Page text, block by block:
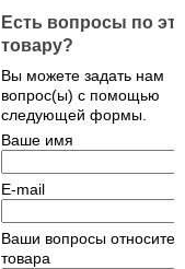
Есть вопросы по
товару?
Вы можете задать нам
вопрос(ы) с помощью
следующей формы.
Ваше имя
E-mail
Ваши вопросы
товара